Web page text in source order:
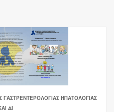
ΓΑΣΤΡΕΝΤΕΡΟΛΟΓΙΑΣ ΗΠΑΤΟΛΟΓΙΑΣ
ΔΙ